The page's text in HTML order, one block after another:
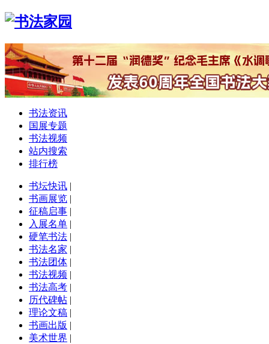
书法资讯
国展专题
书法视频
站内搜索
排行榜
书坛快讯 |
书画展览 |
征稿启事 |
入展名单 |
硬笔书法 |
书法名家 |
书法团体 |
书法视频 |
书法高考 |
历代碑帖 |
理论文稿 |
书画出版 |
美术世界 |